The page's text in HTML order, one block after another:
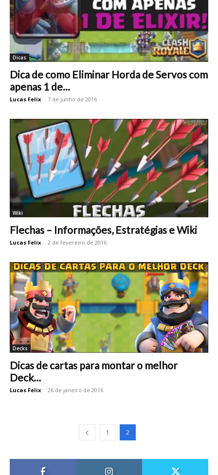
Dicas
Dica de como Eliminar Horda de Servos com
apenas 1 de...
Lucas Felix - 7 de junho de 2016
Wiki
Flechas – Informações, Estratégias e Wiki
Lucas Felix - 2 de fevereiro de 2016
Decks
Dicas de cartas para montar o melhor
Deck…
Lucas Felix - 26 de janeiro de 2016
1 2